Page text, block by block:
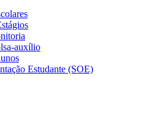
auxílio
Estudante (SOE)